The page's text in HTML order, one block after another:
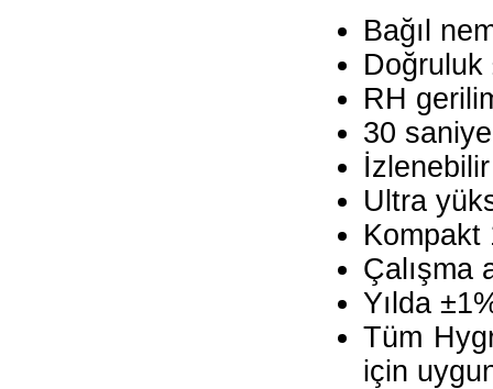
Bağıl
RH
30
Ultra
Kompakt
Çalışma
Yılda
Tüm
için